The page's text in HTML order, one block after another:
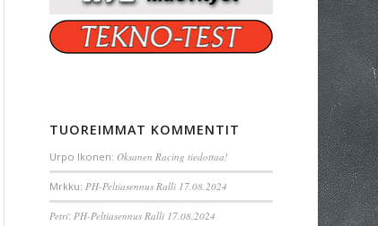
TUOREIMMAT KOMMENTIT
Urpo Ikonen:Oksanen Racing tiedottaa!
Mrkku:PH-Peltiasennus Ralli 17.08.2024
Petri:PH-Peltiasennus Ralli 17.08.2024